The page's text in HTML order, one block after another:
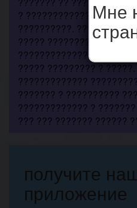
? ???????????? ???????
??????????.
????? ????????? ?
?????????????. ??????
????? ????????? ?
?????????????
??????? ? ??????????
????????????? ?
??? ??? ??????? ??????
получите
приложение
Мне